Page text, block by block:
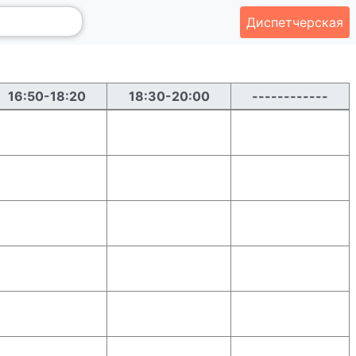
Диспетчерская
16:50-18:20 18:30-20:00
------------